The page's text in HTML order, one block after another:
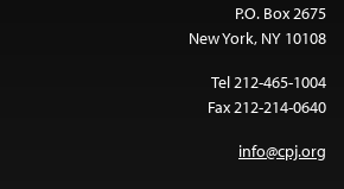
P.O. Box 2675
New York, NY 10108
Tel 212-465-1004
Fax 212-214-0640
info@cpj.org